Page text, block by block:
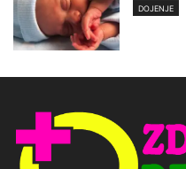
DOJENJE